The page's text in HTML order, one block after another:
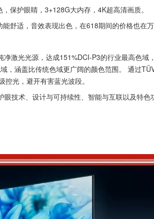
保护眼睛，3+128G大内存，4K超高清画质。
舒适，音效表现出色，在618期间的价格也在万
激光光源，达成151%DCI-P3的行业最高色域
涵盖比传统色域更广阔的颜色范围。 通过
光，避开有害蓝光波段。
技术、设计与可持续性、智能与互联以及特色